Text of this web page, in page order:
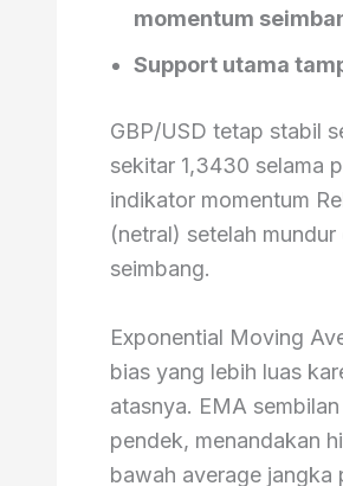
momentum
Support utama
GBP/USD tetap stabil
sekitar 1,3430 selama
indikator momentum
(netral) setelah
seimbang.
Exponential Moving
bias yang lebih luas
atasnya. EMA
pendek, menandakan
bawah average jangka